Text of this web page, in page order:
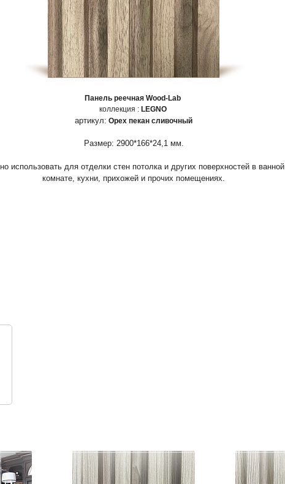
Панель реечная Wood-Lab
коллекция : LEGNO
артикул: Орех пекан сливочный
Размер: 2900*166*24,1 мм.
использовать для отделки стен потолка и других поверхностей в ванной
комнате, кухни, прихожей и прочих помещениях.